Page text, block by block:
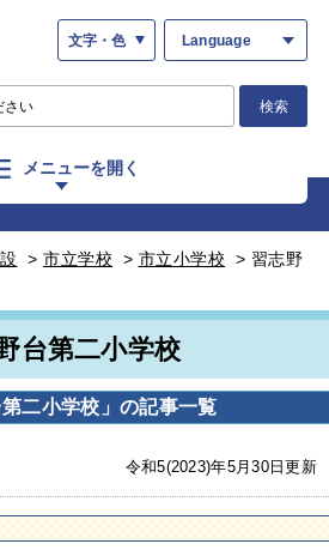
文字・色 Language
検索
メニューを開く
> 市立学校 > 市立小学校 > 習志野
台第二小学校
第二小学校」の記事一覧
令和5(2023)年5月30日更新